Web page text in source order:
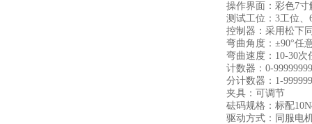
操作界面：彩色7
测试工位：3工位
控制器：采用松下
弯曲角度：±90°任
弯曲速度：10-30次
计数器：0-
分计数器：1-
夹具：可调节
砝码规格：标配
驱动方式：同服电